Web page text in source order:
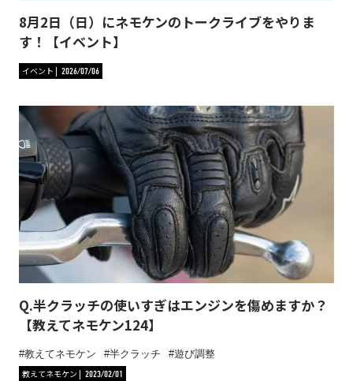
8月2日（日）にネモケンのトークライブをやりま
す！【イベント】
イベント 2026/07/06
Q.半クラッチの使いすぎはエンジンを傷めますか？
【教えてネモケン124】
教えてネモケン 半クラッチ
遊び調整
教えてネモケン
2023/02/01